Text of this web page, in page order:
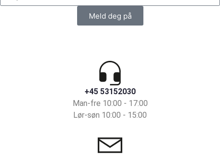
Meld deg på
+45 53152030
Man-fre 10:00 - 17:00
Lør-søn 10:00 - 15:00